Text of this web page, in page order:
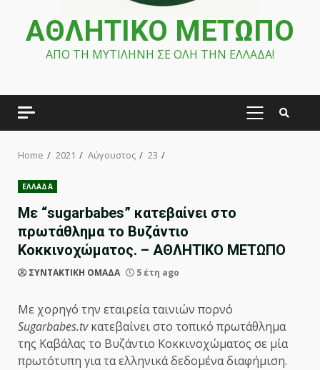
ΑΘΛΗΤΙΚΟ ΜΕΤΩΠΟ
ΑΠΟ ΤΗ ΜΥΤΙΛΗΝΗ ΣΕ ΟΛΗ ΤΗΝ ΕΛΛΑΔΑ!
PRIMARY
Home 2021 Αύγουστος 23
ΕΛΛΑΔΑ
Με “sugarbabes” κατεβαίνει στο
πρωτάθλημα το Βυζάντιο
Κοκκινοχώματος. – ΑΘΛΗΤΙΚΟ ΜΕΤΩΠΟ
ΣΥΝΤΑΚΤΙΚΗ ΟΜΑΔΑ 5 έτη ago
Με χορηγό την εταιρεία ταινιών πορνό
Sugarbabes.tvκατεβαίνει στο τοπικό πρωτάθλημα
της Καβάλας το Βυζάντιο Κοκκινοχώματος σε μία
πρωτότυπη για τα ελληνικά δεδομένα διαφήμιση.